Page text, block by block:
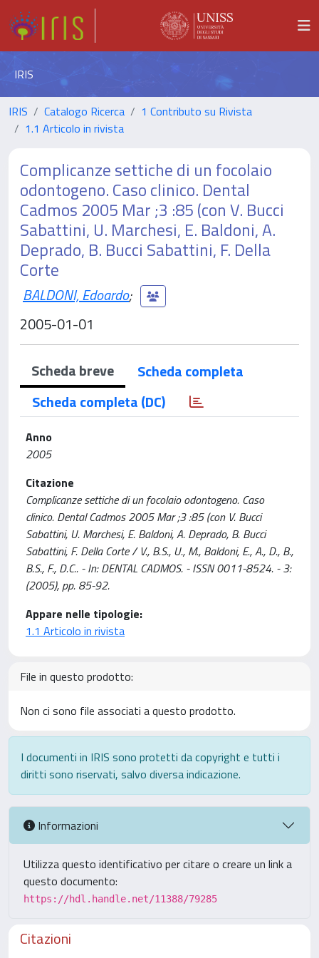
IRIS
IRIS Catalogo Ricerca
1 Contributo su Rivista
1.1 Articolo in rivista
Complicanze settiche di un focolaio
odontogeno. Caso clinico. Dental
Cadmos 2005 Mar ;3 :85 (con V. Bucci
Sabattini, U. Marchesi, E. Baldoni, A.
Deprado, B. Bucci Sabattini, F. Della
Corte
BALDONI, Edoardo;
2005-01-01
Scheda breve
Scheda completa
Scheda completa (DC)
Anno
2005
Citazione
Complicanze settiche di un focolaio odontogeno. Caso
clinico. Dental Cadmos 2005 Mar ;3 :85 (con V. Bucci
Sabattini, U. Marchesi, E. Baldoni, A. Deprado, B. Bucci
Sabattini, F. Della Corte / V., B.S., U., M., Baldoni, E., A., D., B.,
B.S., F., D.C.. - In: DENTAL CADMOS. - ISSN 0011-8524. - 3:
(2005), pp. 85-92.
Appare nelle tipologie:
1.1 Articolo in rivista
File in questo prodotto:
Non ci sono file associati a questo prodotto.
I documenti in IRIS sono protetti da copyright e tutti i
diritti sono riservati, salvo diversa indicazione.
Informazioni
Utilizza questo identificativo per citare o creare un link a
questo documento:
https://hdl.handle.net/11388/79285
Citazioni